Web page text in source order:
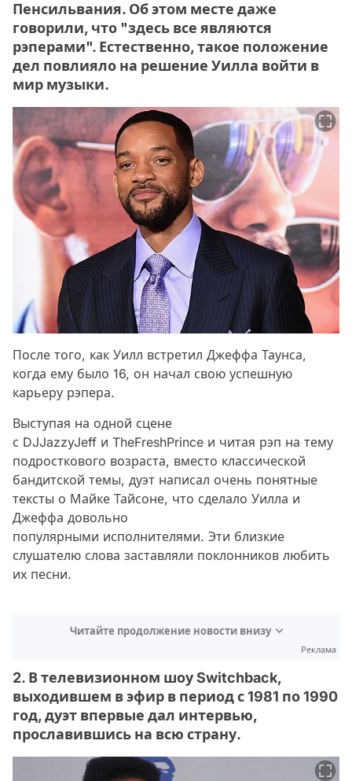
Пенсильвания. Об этом месте даже
говорили, что "здесь все являются
рэперами". Естественно, такое положение
дел повлияло на решение Уилла войти в
мир музыки.
После того, как Уилл встретил Джеффа Таунса,
когда ему было 16, он начал свою успешную
карьеру рэпера.
Выступая на одной сцене
с DJJazzyJeff и TheFreshPrince и читая рэп на тему
подросткового возраста, вместо классической
бандитской темы, дуэт написал очень понятные
тексты о Майке Тайсоне, что сделало Уилла и
Джеффа довольно
популярными исполнителями. Эти близкие
слушателю слова заставляли поклонников любить
их песни.
Читайте продолжение новости внизу
Реклама
2. В телевизионном шоу Switchback,
выходившем в эфир в период с 1981 по 1990
год, дуэт впервые дал интервью,
прославившись на всю страну.